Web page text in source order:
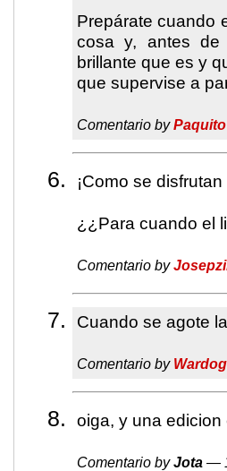
Prepárate cuando
cosa y, antes de
brillante que es y
que supervise a
Comentario byPaquito
¡Como se
¿¿Para cuando el
Comentario by
Cuando se agote
Comentario by Wardog
oiga, y una
Comentario byJota —